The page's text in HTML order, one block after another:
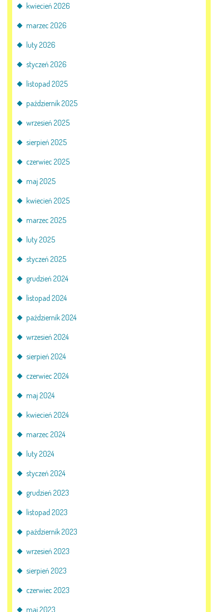
REKRUTACJA
OBIADY
ANKIETY
E-DZIENNIK
LOGOWANIE
REJESTRACJA KONTA
kwiecień 2026
marzec 2026
luty 2026
styczeń 2026
listopad 2025
październik 2025
wrzesień 2025
sierpień 2025
czerwiec 2025
maj 2025
kwiecień 2025
marzec 2025
luty 2025
styczeń 2025
grudzień 2024
listopad 2024
październik 2024
wrzesień 2024
sierpień 2024
czerwiec 2024
maj 2024
kwiecień 2024
marzec 2024
luty 2024
styczeń 2024
grudzień 2023
listopad 2023
październik 2023
wrzesień 2023
sierpień 2023
czerwiec 2023
maj 2023